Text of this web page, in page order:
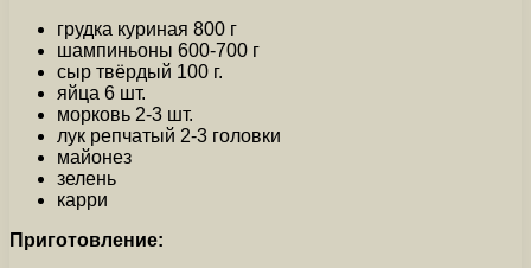
грудка куриная 800 г
шампиньоны 600-700 г
сыр твёрдый 100 г.
яйца 6 шт.
морковь 2-3 шт.
лук репчатый 2-3 головки
майонез
зелень
карри
Приготовление: